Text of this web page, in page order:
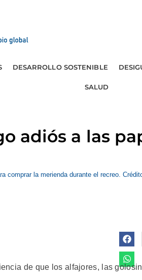
DESARROLLO SOSTENIBLE
SALUD
adiós a las
de que los alfajores, las